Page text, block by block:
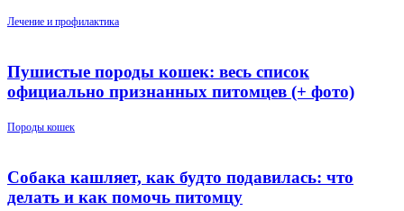
Лечение и профилактика
Пушистые породы кошек: весь список
официально признанных питомцев (+ фото)
Породы кошек
Собака кашляет, как будто подавилась: что
делать и как помочь питомцу